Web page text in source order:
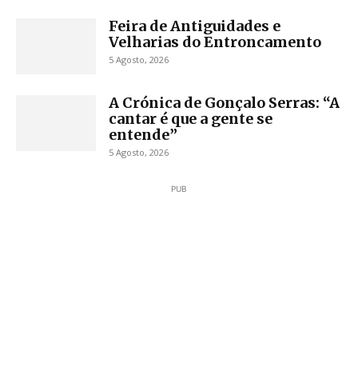
Feira de Antiguidades e
Velharias do Entroncamento
5 Agosto, 2026
A Crónica de Gonçalo Serras: “A
cantar é que a gente se
entende”
5 Agosto, 2026
PUB